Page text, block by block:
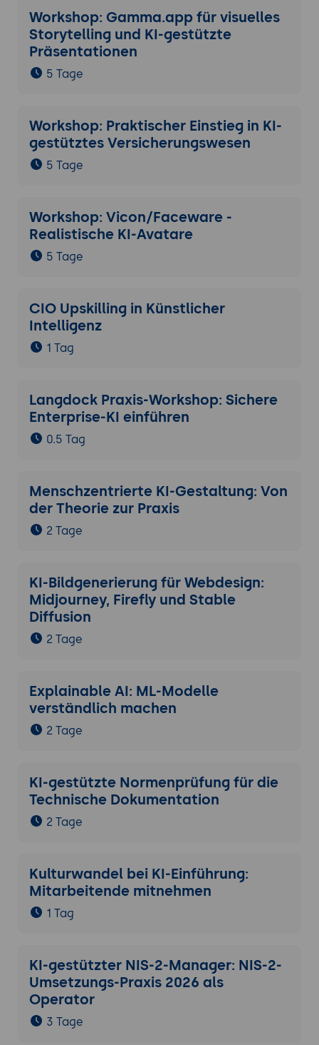
Workshop: Gamma.app für visuelles
Storytelling und KI-gestützte
Präsentationen
5 Tage
Workshop: Praktischer Einstieg in KI-
gestütztes Versicherungswesen
5 Tage
Workshop: Vicon/Faceware -
Realistische KI-Avatare
5 Tage
CIO Upskilling in Künstlicher
Intelligenz
1 Tag
Langdock Praxis-Workshop: Sichere
Enterprise-KI einführen
0.5 Tag
Menschzentrierte KI-Gestaltung: Von
der Theorie zur Praxis
2 Tage
KI-Bildgenerierung für Webdesign:
Midjourney, Firefly und Stable
Diffusion
2 Tage
Explainable AI: ML-Modelle
verständlich machen
2 Tage
KI-gestützte Normenprüfung für die
Technische Dokumentation
2 Tage
Kulturwandel bei KI-Einführung:
Mitarbeitende mitnehmen
1 Tag
KI-gestützter NIS-2-Manager: NIS-2-
Umsetzungs-Praxis 2026 als
Operator
3 Tage